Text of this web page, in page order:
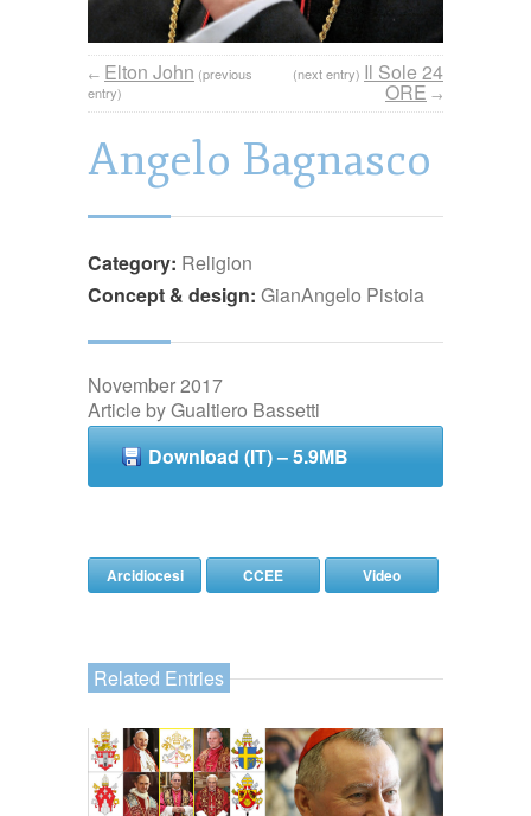
← Elton John (previous
entry)
(next entry) Il Sole 24
ORE →
Angelo Bagnasco
Category: Religion
Concept & design: GianAngelo Pistoia
November 2017
Article by Gualtiero Bassetti
Download (IT) – 5.9MB
Arcidiocesi CCEE Video
Related Entries